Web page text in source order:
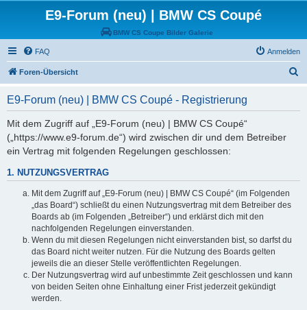
E9-Forum (neu) | BMW CS Coupé
BMW CS Coupe Bilder Galerie
FAQ Anmelden
Foren-Übersicht
E9-Forum (neu) | BMW CS Coupé - Registrierung
Mit dem Zugriff auf „E9-Forum (neu) | BMW CS Coupé“
(„https://www.e9-forum.de“) wird zwischen dir und dem Betreiber
ein Vertrag mit folgenden Regelungen geschlossen:
1. NUTZUNGSVERTRAG
Mit dem Zugriff auf „E9-Forum (neu) | BMW CS Coupé“ (im Folgenden
„das Board“) schließt du einen Nutzungsvertrag mit dem Betreiber des
Boards ab (im Folgenden „Betreiber“) und erklärst dich mit den
nachfolgenden Regelungen einverstanden.
Wenn du mit diesen Regelungen nicht einverstanden bist, so darfst du
das Board nicht weiter nutzen. Für die Nutzung des Boards gelten
jeweils die an dieser Stelle veröffentlichten Regelungen.
Der Nutzungsvertrag wird auf unbestimmte Zeit geschlossen und kann
von beiden Seiten ohne Einhaltung einer Frist jederzeit gekündigt
werden.